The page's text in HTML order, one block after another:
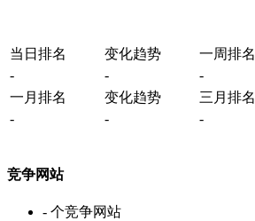
当日排名 变化趋势 一周排名
-
- -
一月排名
变化趋势 三月排名
-
- -
竞争网站
- 个竞争网站